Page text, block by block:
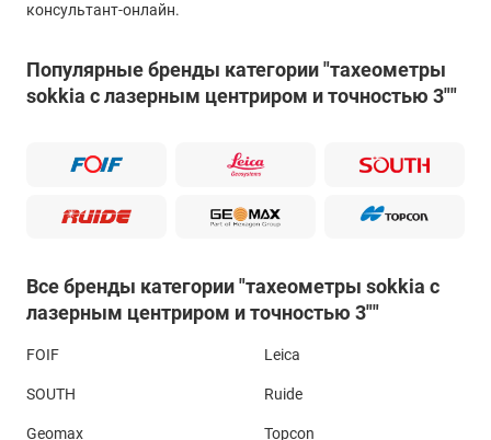
консультант-онлайн.
Популярные бренды категории "тахеометры
sokkia с лазерным центриром и точностью 3""
Все бренды категории "тахеометры sokkia с
лазерным центриром и точностью 3""
FOIF Leica
SOUTH Ruide
Geomax Topcon